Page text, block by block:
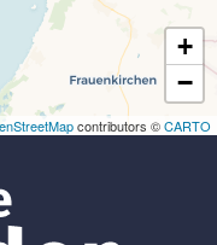
+
−
contributors ©CARTO